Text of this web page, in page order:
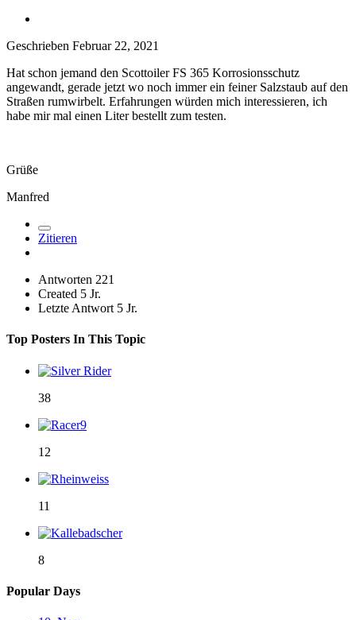
Geschrieben Februar 22, 2021
Hat schon jemand den Scottoiler FS 365 Korrosionsschutz
angewandt, gerade jetzt wo noch immer ein feiner Salzstaub auf den
Straßen rumwirbelt. Erfahrungen würden mich interessieren, ich
habe mir mal einen Liter bestellt zum testen.
Grüße
Manfred
Zitieren
Antworten 221
Created 5 Jr.
Letzte Antwort 5 Jr.
Top Posters In This Topic
38
12
11
8
Popular Days